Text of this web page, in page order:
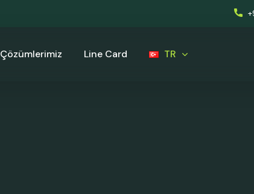
Çözümlerimiz Line Card TR